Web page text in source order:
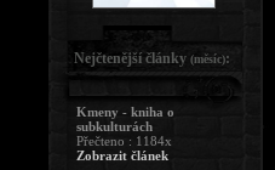
Nejčtenější články (měsíc):
Kmeny - kniha o
subkulturách
Přečteno : 1184x
Zobrazit článek